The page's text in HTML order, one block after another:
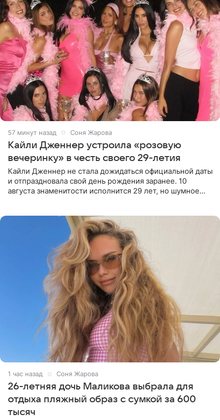
57 минут назад Соня Жарова
Кайли Дженнер устроила «розовую
вечеринку» в честь своего 29-летия
Кайли Дженнер не стала дожидаться официальной даты
и отпраздновала свой день рождения заранее. 10
августа знаменитости исполнится 29 лет, но шумное
1 час назад Соня Жарова
26-летняя дочь Маликова выбрала для
отдыха пляжный образ с сумкой за 600
тысяч